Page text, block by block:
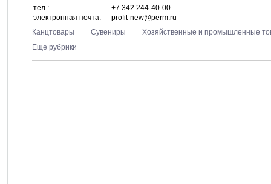
тел.:
+7 342 244-40-00
электронная почта:
profit-new@perm.ru
Канцтовары
Сувениры
Хозяйственные и промышленные
Еще рубрики